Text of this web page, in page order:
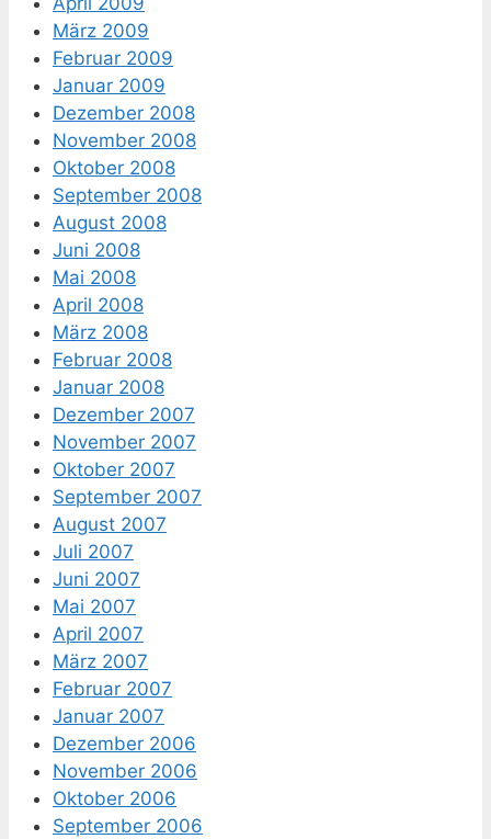
März 2009
Februar 2009
Januar 2009
Dezember 2008
November 2008
Oktober 2008
September 2008
August 2008
Juni 2008
Mai 2008
April 2008
März 2008
Februar 2008
Januar 2008
Dezember 2007
November 2007
Oktober 2007
September 2007
August 2007
Juli 2007
Juni 2007
Mai 2007
April 2007
März 2007
Februar 2007
Januar 2007
Dezember 2006
November 2006
Oktober 2006
September 2006